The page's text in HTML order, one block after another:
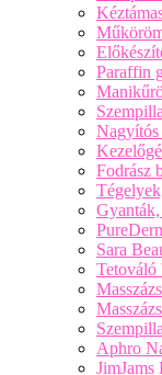
Paraffin
Nagyítós
Fodrász
Sara
Tetováló
Aphro
JimJams